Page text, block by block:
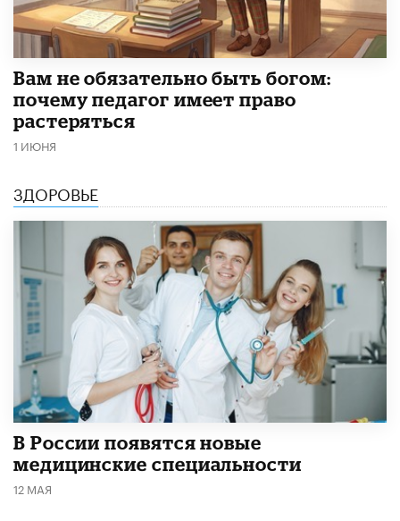
​Вам не обязательно быть богом:
почему педагог имеет право
растеряться
1 ИЮНЯ
ЗДОРОВЬЕ
В России появятся новые
медицинские специальности
12 МАЯ